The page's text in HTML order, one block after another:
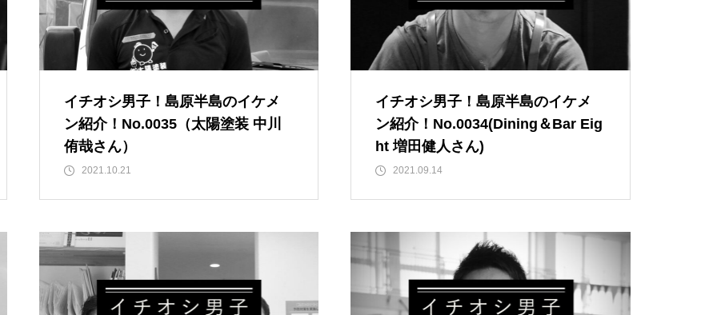
［島原市］喜ばれるチョコ♡久
遠チョコレートのバレンタイン
セット
バレンタイン2023 @Patisserie
六三郎
【NEW OPEN】naitre.hair（ネ
【NEW OPEN】トータルビュー
ティサロンMilimili
【NEW OPEN】private nail salo
n emu plus(えむぷらす）
イチオシ男子！島原半島のイケメ
ン紹介！No.0035（太陽塗装 中川
侑哉さん）
2021.10.21
イチオシ男子！島原半島のイケメ
ン紹介！No.0034(Dining＆Bar Eig
ht 増田健人さん)
2021.09.14